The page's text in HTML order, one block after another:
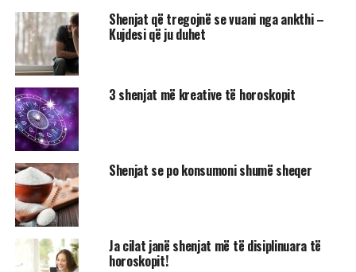
Shenjat që tregojnë se vuani nga ankthi –
Kujdesi që ju duhet
3 shenjat më kreative të horoskopit
Shenjat se po konsumoni shumë sheqer
Ja cilat janë shenjat më të disiplinuara të
horoskopit!